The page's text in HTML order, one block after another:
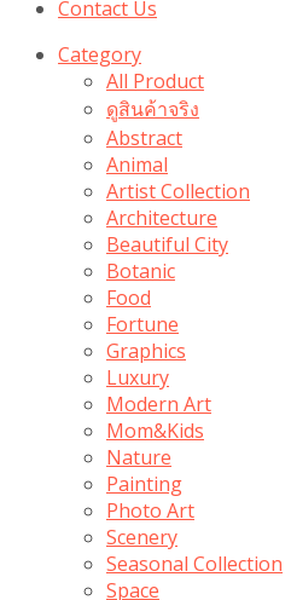
Contact Us
Category
All Product
ดูสินค้าจริง
Abstract
Animal
Artist Collection
Architecture
Beautiful City
Botanic
Food
Fortune
Graphics
Luxury
Modern Art
Mom&Kids
Nature
Painting
Photo Art
Scenery
Seasonal Collection
Space